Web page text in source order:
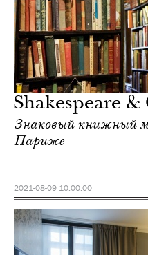
Shakespeare
Знаковый книжный
Париже
2021-08-09 10:00:00